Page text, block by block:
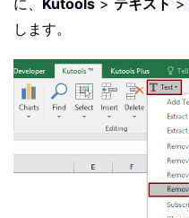
します。